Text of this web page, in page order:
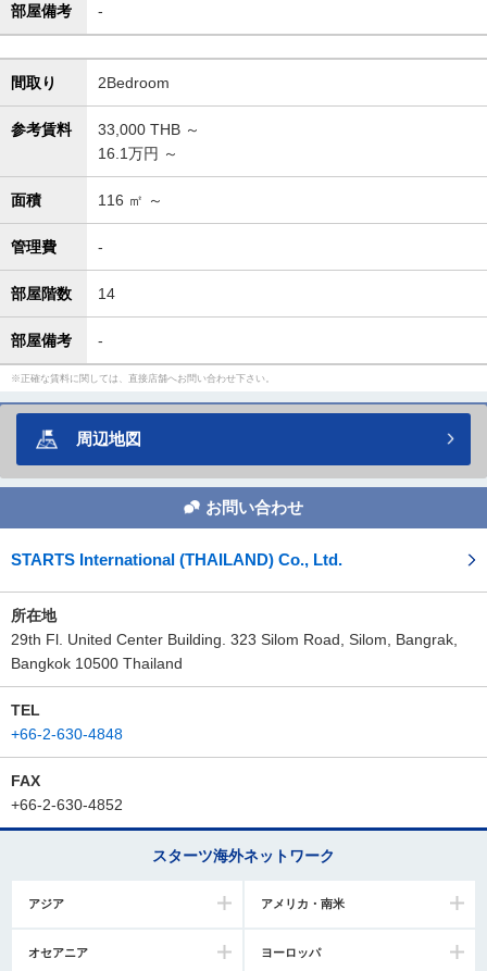
部屋備考 -
間取り 2Bedroom
参考賃料 33,000 THB ～
16.1万円 ～
面積 116 ㎡ ～
管理費 -
部屋階数 14
部屋備考 -
正確な賃料に関しては、直接店舗へお問い合わせ下さい。
周辺地図
お問い合わせ
STARTS International (THAILAND) Co., Ltd.
所在地
29th Fl. United Center Building. 323 Silom Road, Silom, Bangrak,
Bangkok 10500 Thailand
TEL
+66-2-630-4848
FAX
+66-2-630-4852
スターツ海外ネットワーク
アジア アメリカ・南米
オセアニア ヨーロッパ